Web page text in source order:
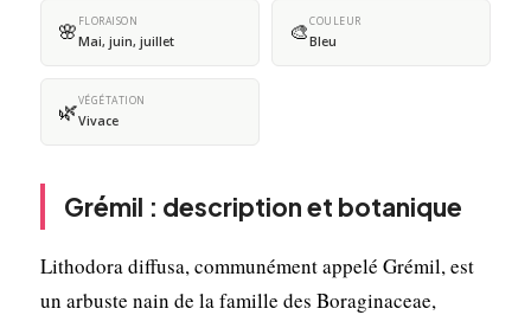
🌸 FLORAISON
Mai, juin, juillet 🎨COULEUR
Bleu
🌿VÉGÉTATION
Vivace
Grémil : description et botanique
Lithodora diffusa, communément appelé Grémil, est
un arbuste nain de la famille des Boraginaceae,